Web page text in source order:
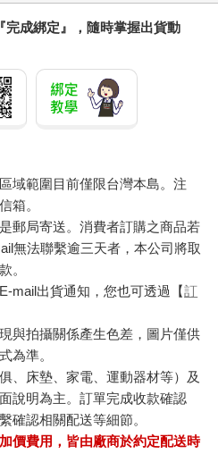
完成綁定』，隨時掌握出貨動
域範圍目前僅限台灣本島。注
箱。
郵局寄送。消費者訂購之商品若
無法聯繫逾三天者，本公司將取
。
mail出貨通知，您也可透過【訂
與拍攝關係產生色差，圖片僅供
為準。
、床墊、家電、運動器材等）及
說明為主。訂單完成收款確認
確認相關配送等細節。
價費用，皆由廠商於約定配送時